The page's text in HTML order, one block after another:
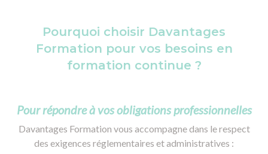
Pourquoi choisir Davantages
Formation pour vos besoins en
formation continue ?
Pour répondre à vos obligations professionnelles
Davantages Formation vous accompagne dans le respect
des exigences réglementaires et administratives :